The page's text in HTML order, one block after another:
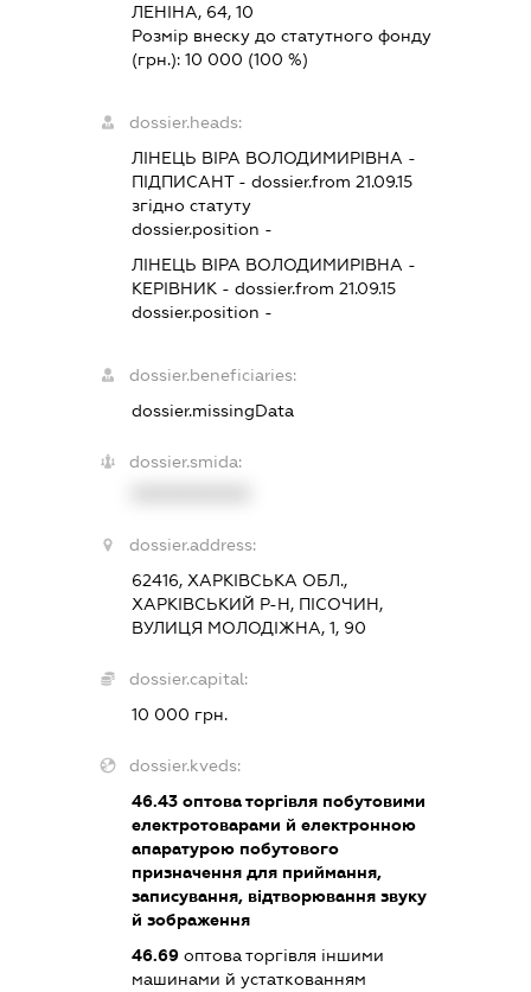
ЛЕНІНА, 64, 10
Розмір внеску до статутного фонду
(грн.): 10 000 (100 %)
dossier.heads:
ЛІНЕЦЬ ВІРА ВОЛОДИМИРІВНА -
ПІДПИСАНТ- dossier.from 21.09.15
згідно статуту
dossier.position -
ЛІНЕЦЬ ВІРА ВОЛОДИМИРІВНА -
КЕРІВНИК - dossier.from 21.09.15
dossier.position -
dossier.beneficiaries:
dossier.missingData
dossier.smida:
dossier.address:
62416, ХАРКІВСЬКА ОБЛ.,
ХАРКІВСЬКИЙ Р-Н, ПІСОЧИН,
ВУЛИЦЯ МОЛОДІЖНА, 1, 90
dossier.capital:
10 000 грн.
dossier.kveds:
46.43оптова торгівля побутовими
електротоварами й електронною
апаратурою побутового
призначення для приймання,
записування, відтворювання звуку
й зображення
46.69оптова торгівля іншими
машинами й устаткованням